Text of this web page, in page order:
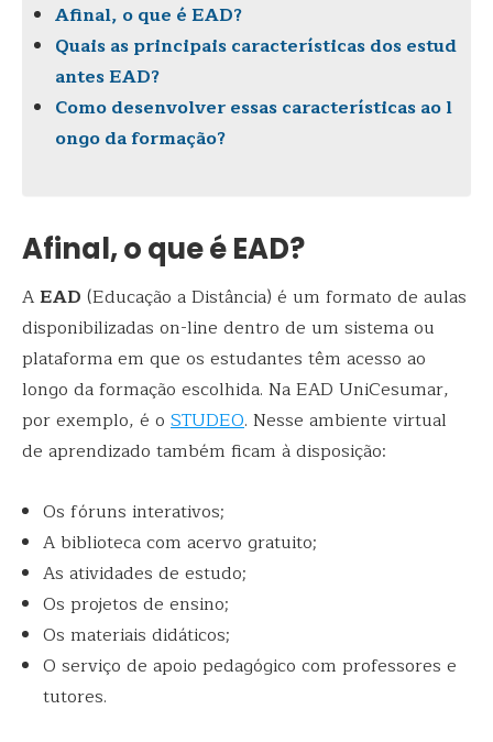
Afinal, o que é EAD?
Quais as principais características dos estud
antes EAD?
Como desenvolver essas características ao l
ongo da formação?
Afinal, o que é EAD?
AEAD (Educação a Distância) é um formato de aulas
disponibilizadas on-line dentro de um sistema ou
plataforma em que os estudantes têm acesso ao
longo da formação escolhida. Na EAD UniCesumar,
por exemplo, é o STUDEO. Nesse ambiente virtual
de aprendizado também ficam à disposição:
Os fóruns interativos;
A biblioteca com acervo gratuito;
As atividades de estudo;
Os projetos de ensino;
Os materiais didáticos;
O serviço de apoio pedagógico com professores e
tutores.